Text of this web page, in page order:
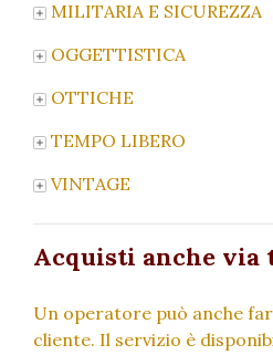
MILITARIA E SICUREZZA
OGGETTISTICA
OTTICHE
TEMPO LIBERO
VINTAGE
Acquisti anche via
Un operatore può anche
cliente. Il servizio è